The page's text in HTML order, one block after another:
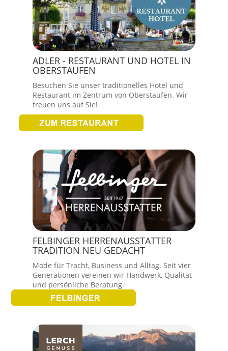
ADLER - RESTAURANT UND HOTEL IN
OBERSTAUFEN
Besuchen Sie unser traditionelles Hotel und
Restaurant im Zentrum von Oberstaufen. Wir
freuen uns auf Sie!
FELBINGER HERRENAUSSTATTER
TRADITION NEU GEDACHT
Mode für Tracht, Business und Alltag. Seit vier
Generationen vereinen wir Handwerk, Qualität
und persönliche Beratung.